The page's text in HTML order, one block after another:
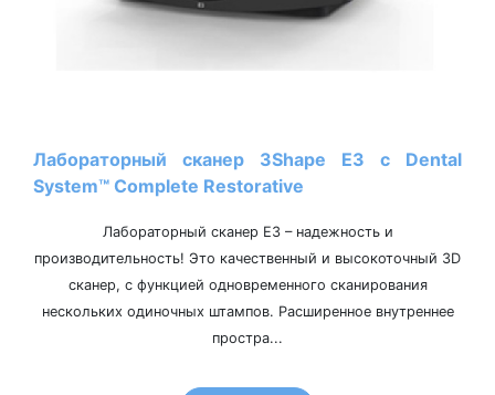
Лабораторный сканер 3Shape Е3 с Dental
System™ Complete Restorative
Лабораторный сканер Е3 – надежность и
производительность! Это качественный и высокоточный 3D
сканер, с функцией одновременного сканирования
нескольких одиночных штампов. Расширенное внутреннее
простра...